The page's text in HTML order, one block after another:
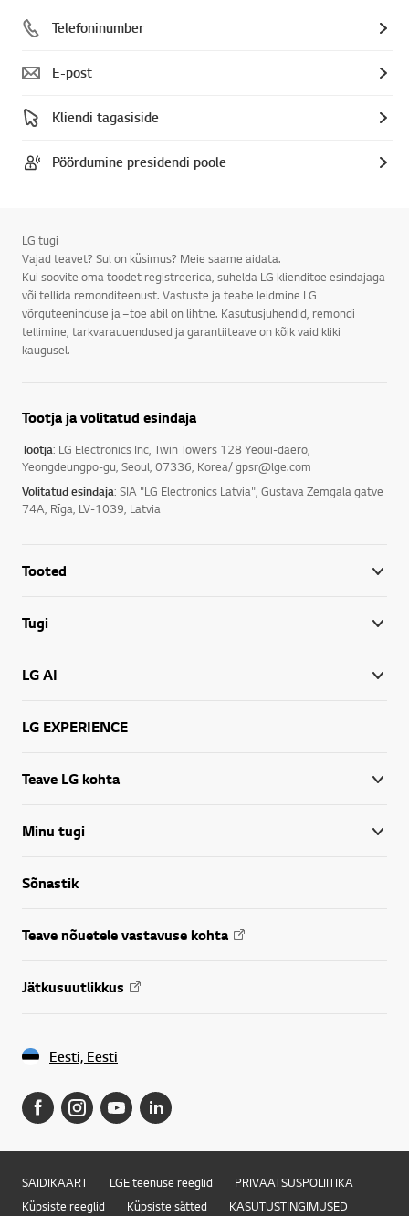
Telefoninumber
E-post
Kliendi tagasiside
Pöördumine presidendi poole
LG tugi
Vajad teavet? Sul on küsimus? Meie saame aidata.
Kui soovite oma toodet registreerida, suhelda LG klienditoe esindajaga
või tellida remonditeenust. Vastuste ja teabe leidmine LG
võrguteeninduse ja –toe abil on lihtne. Kasutusjuhendid, remondi
tellimine, tarkvarauuendused ja garantiiteave on kõik vaid kliki
kaugusel.
Tootja ja volitatud esindaja
Tootja: LG Electronics Inc, Twin Towers 128 Yeoui-daero,
Yeongdeungpo-gu, Seoul, 07336, Korea/ gpsr@lge.com
Volitatud esindaja: SIA "LG Electronics Latvia", Gustava Zemgala gatve
74A, Rīga, LV-1039, Latvia
Tooted
Tugi
LG AI
LG EXPERIENCE
Teave LG kohta
Minu tugi
Sõnastik
Teave nõuetele vastavuse kohta
Jätkusuutlikkus
Eesti, Eesti
SAIDIKAART LGE teenuse reeglid
PRIVAATSUSPOLIITIKA
Küpsiste reeglid
Küpsiste sätted KASUTUSTINGIMUSED